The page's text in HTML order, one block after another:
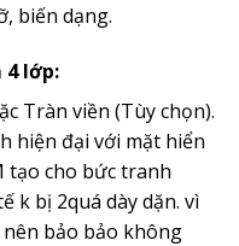
biến dạng.
4 lớp:
Tràn viền (Tùy chọn).
hiện đại với mặt hiển
tạo cho bức tranh
k bị 2quá dày dặn. vì
bảo bảo không